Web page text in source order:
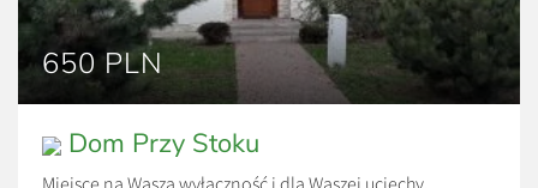
650 PLN
Dom Przy Stoku
Miejsce na Waszą wyłączność i dla Waszej uciechy.